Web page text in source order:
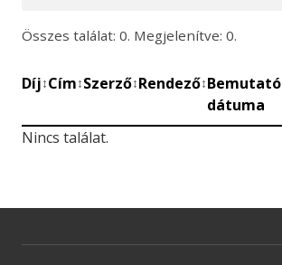
Összes találat: 0. Megjelenítve: 0.
Díj↕Cím↕Szerző↕Rendező↕Bemutató
dátuma
Nincs találat.